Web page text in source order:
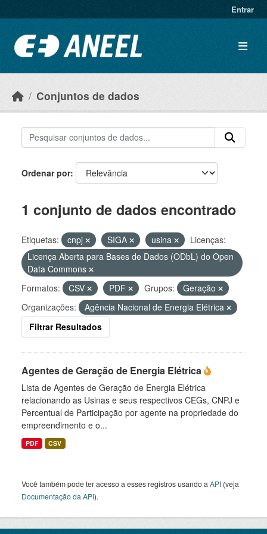
Entrar
Conjuntos de dados
Ordenar por
1 conjunto de dados encontrado
Etiquetas: cnpj SIGA usina
Licenças:
Licença Aberta para Bases de Dados (ODbL) do Open
Data Commons
Formatos:
CSV PDF Grupos:
Geração
Organizações:
Agência Nacional de Energia Elétrica
Filtrar Resultados
Agentes de Geração de Energia Elétrica
Lista de Agentes de Geração de Energia Elétrica
relacionando as Usinas e seus respectivos CEGs, CNPJ e
Percentual de Participação por agente na propriedade do
empreendimento e o...
PDF CSV
Você também pode ter acesso a esses registros usando a API (veja
Documentação da API).